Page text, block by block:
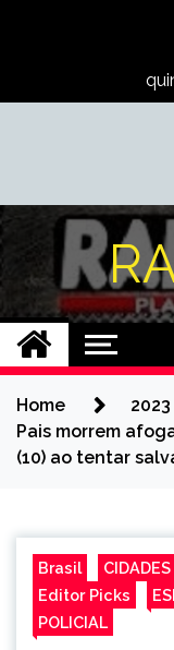
Home 2023
Pais morrem
(10) ao tentar
Brasil CIDADES
Editor Picks
POLICIAL